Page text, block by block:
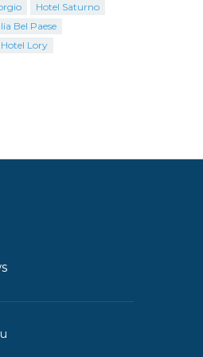
Hotel Saturno
Bel Paese
Hotel Lory